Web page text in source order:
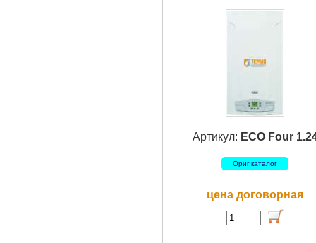
Артикул: ECO Four
Ориг.каталог
цена договорная